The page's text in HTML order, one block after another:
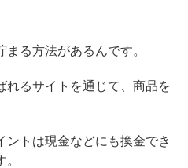
る方法があるんです。
れるサイトを通じて、商品を
ントは現金などにも換金でき